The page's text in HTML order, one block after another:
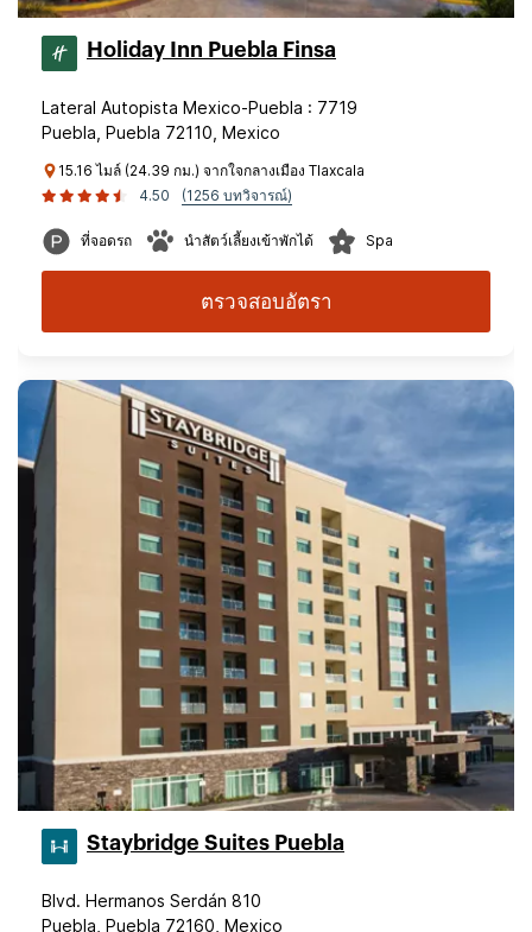
Holiday Inn Puebla Finsa
Lateral Autopista Mexico-Puebla : 7719
Puebla, Puebla 72110, Mexico
15.16 ไมล์ (24.39 กม.) จากใจกลางเมือง Tlaxcala
4.50
(1256 บทวิจารณ์)
ที่จอดรถ นำสัตว์เลี้ยงเข้าพักได้ Spa
ตรวจสอบอัตรา
Staybridge Suites Puebla
Blvd. Hermanos Serdán 810
Puebla, Puebla 72160, Mexico